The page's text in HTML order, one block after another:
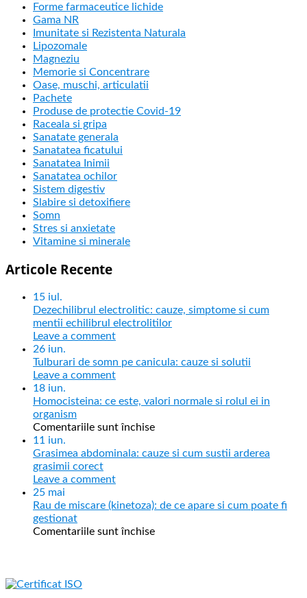
Forme farmaceutice lichide
Gama NR
Imunitate si Rezistenta Naturala
Lipozomale
Magneziu
Memorie si Concentrare
Oase, muschi, articulatii
Pachete
Produse de protectie Covid-19
Raceala si gripa
Sanatate generala
Sanatatea ficatului
Sanatatea Inimii
Sanatatea ochilor
Sistem digestiv
Slabire si detoxifiere
Somn
Stres si anxietate
Vitamine si minerale
Articole Recente
15 iul.
Dezechilibrul electrolitic: cauze, simptome si cum
mentii echilibrul electrolitilor
Leave a comment
26 iun.
Tulburari de somn pe canicula: cauze si solutii
Leave a comment
18 iun.
Homocisteina: ce este, valori normale si rolul ei in
organism
Comentariile sunt închise
11 iun.
Grasimea abdominala: cauze si cum sustii arderea
grasimii corect
Leave a comment
25 mai
Rau de miscare (kinetoza): de ce apare si cum poate fi
gestionat
Comentariile sunt închise